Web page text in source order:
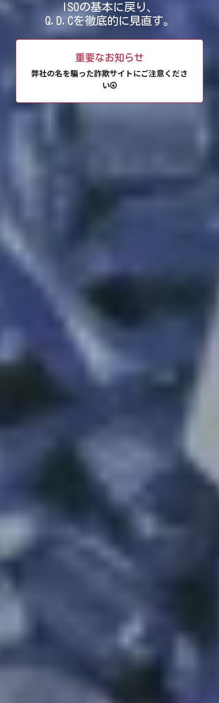
ISOの基本に戻り、
Q.D.Cを徹底的に見直す。
重要なお知らせ
弊社の名を騙った詐欺サイトにご注意くださ
い